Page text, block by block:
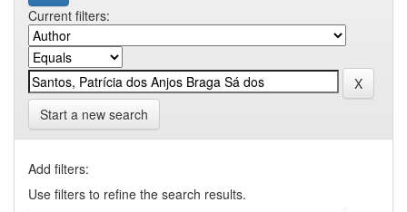
Current filters:
Start a new search
Add filters:
Use filters to refine the search results.